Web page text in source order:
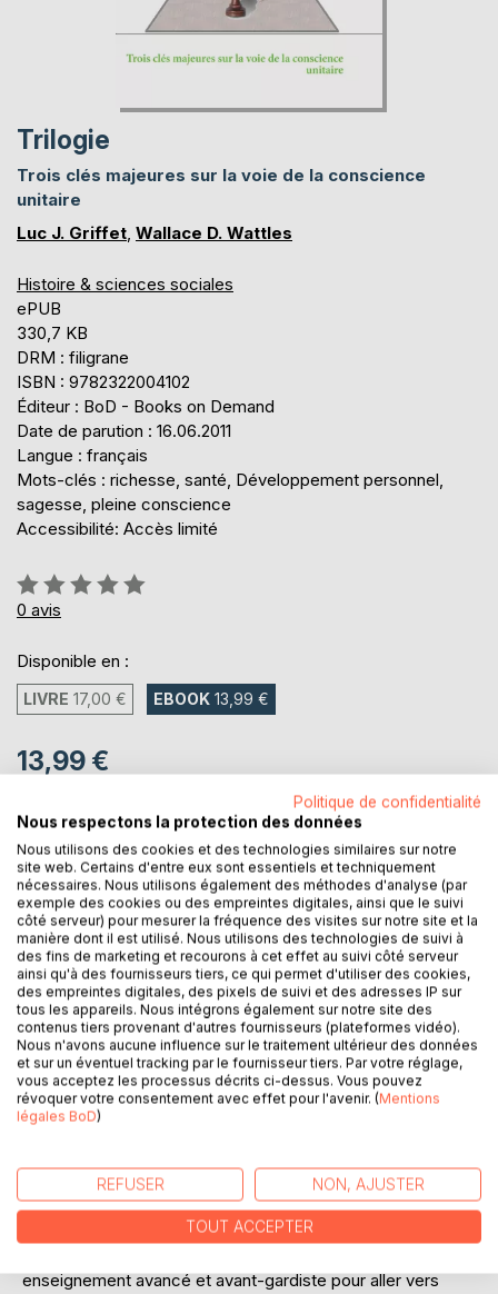
Trilogie
Trois clés majeures sur la voie de la conscience
unitaire
Luc J. Griffet, Wallace D. Wattles
Histoire & sciences sociales
ePUB
330,7 KB
DRM : filigrane
ISBN : 9782322004102
Éditeur : BoD - Books on Demand
Date de parution : 16.06.2011
Langue : français
Mots-clés : richesse, santé, Développement personnel,
sagesse, pleine conscience
Accessibilité: Accès limité
Évaluation:
0%
0 avis
Disponible en :
LIVRE 17,00 € EBOOK 13,99 €
13,99 €
Téléchargement disponible dès maintenant
AJOUTER AU PANIER
Ajouter à ma liste d'envies
Laisser un avis
"Trilogie" est une traduction commentée, fidèle et intégrale
des trois derniers textes de Wallace D. Wattles. Ceux-ci
enseignement avancé et avant-gardiste pour aller vers
Politique de confidentialité
Nous respectons la protection des données
Nous utilisons des cookies et des technologies similaires sur notre
site web. Certains d'entre eux sont essentiels et techniquement
nécessaires. Nous utilisons également des méthodes d'analyse (par
exemple des cookies ou des empreintes digitales, ainsi que le suivi
côté serveur) pour mesurer la fréquence des visites sur notre site et la
manière dont il est utilisé. Nous utilisons des technologies de suivi à
des fins de marketing et recourons à cet effet au suivi côté serveur
ainsi qu'à des fournisseurs tiers, ce qui permet d'utiliser des cookies,
des empreintes digitales, des pixels de suivi et des adresses IP sur
tous les appareils. Nous intégrons également sur notre site des
contenus tiers provenant d'autres fournisseurs (plateformes vidéo).
Nous n'avons aucune influence sur le traitement ultérieur des données
et sur un éventuel tracking par le fournisseur tiers. Par votre réglage,
vous acceptez les processus décrits ci-dessus. Vous pouvez
révoquer votre consentement avec effet pour l'avenir. (Mentions
légales BoD)
REFUSER NON, AJUSTER
TOUT ACCEPTER